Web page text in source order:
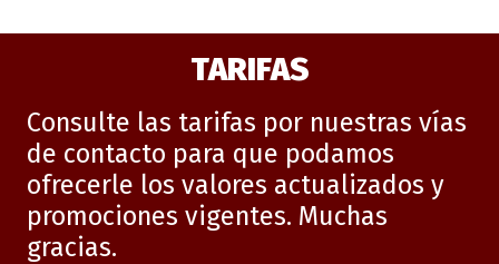
TARIFAS
Consulte las tarifas por nuestras vías
de contacto para que podamos
ofrecerle los valores actualizados y
promociones vigentes. Muchas
gracias.